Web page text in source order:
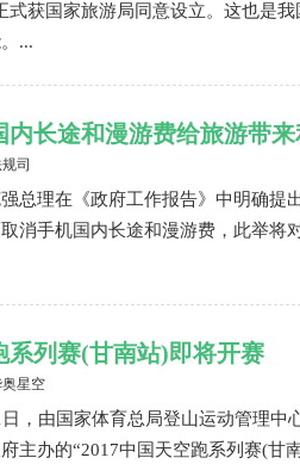
式获国家旅游局同意设立。这也是
...
内长途和漫游费给旅游带
司
总理在《政府工作报告》中明确提
消手机国内长途和漫游费，此举将
系列赛(甘南站)即将开赛
星空
，由国家体育总局登山运动管理中
府主办的“2017中国天空跑系列赛(